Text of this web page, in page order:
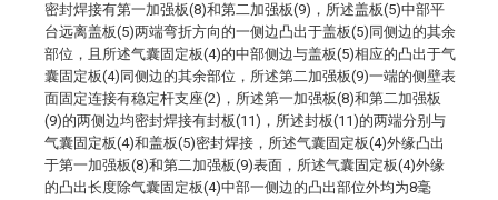
密封焊接有第一加强板(8)和第二加强板(9)，所述盖板(5)中部平
台远离盖板(5)两端弯折方向的一侧边凸出于盖板(5)同侧边的其余
部位，且所述气囊固定板(4)的中部侧边与盖板(5)相应的凸出于气
囊固定板(4)同侧边的其余部位，所述第二加强板(9)一端的侧壁表
面固定连接有稳定杆支座(2)，所述第一加强板(8)和第二加强板
(9)的两侧边均密封焊接有封板(11)，所述封板(11)的两端分别与
气囊固定板(4)和盖板(5)密封焊接，所述气囊固定板(4)外缘凸出
于第一加强板(8)和第二加强板(9)表面，所述气囊固定板(4)外缘
的凸出长度除气囊固定板(4)中部一侧边的凸出部位外均为8毫